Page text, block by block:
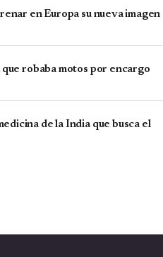
en Europa su nueva imagen
robaba motos por encargo
de la India que busca el